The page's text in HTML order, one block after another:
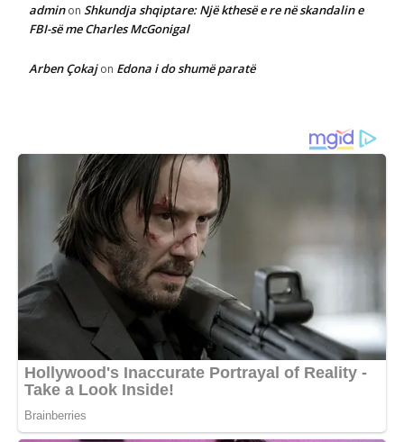
adminon Shkundja shqiptare: Një kthesë e re në skandalin e
FBI-së me Charles McGonigal
Arben Çokajon Edona i do shumë paratë